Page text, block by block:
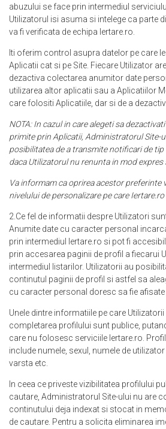
abuzului se face prin intermediul
Utilizatorul isi asuma si intelege ca parte
va fi verificata de echipa Iertare.ro.
Iti oferim control asupra datelor pe care
Aplicatii cat si pe Site. Fiecare Utilizator
dezactiva colectarea anumitor date
utilizarea altor aplicatii sau a Aplicatiilor
care folositi Aplicatiile, dar si de a
NOTA: In cazul in care alegeti sa
primite prin Aplicatii, Administratorul Site-
posibilitatea de a transmite notificari de tip
daca Utilizatorul nu renunta in mod expres
Va informam ca oprirea acestor preferinte
nivelului de personalizare pe care
2.Ce fel de informatii despre Utilizatori
Anumite date cu caracter personal
prin intermediul Iertare.ro si pot fi
prin accesarea paginii de profil a fiecarui
intermediul listarilor. Utilizatorii au
continutul paginii de profil si astfel sa
cu caracter personal doresc sa fie afisate
Unele dintre informatiile pe care
completarea profilului sunt publice,
care nu folosesc serviciile Iertare.ro.
include numele, sexul, numele de
varsta etc.
In ceea ce priveste vizibilitatea profilului
cautare, Administratorul Site-ului nu are
continutului deja indexat si stocat in
de cautare. Pentru a solicita eliminarea